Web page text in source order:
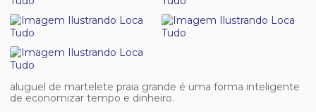
aluguel de martelete praia grande é uma forma inteligente
de economizar tempo e dinheiro.